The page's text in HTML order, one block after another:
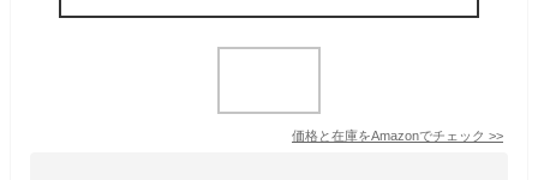
価格と在庫をAmazonでチェック >>